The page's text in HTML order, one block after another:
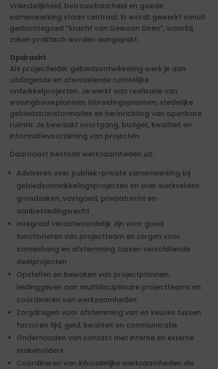
Vriendelijkheid, betrouwbaarheid en goede
samenwerking staan centraal. Er wordt gewerkt vanuit
gedachtegoed “Kracht van Gewoon Doen”, waarbij
zaken praktisch worden aangepakt.
Opdracht
Als projectleider gebiedsontwikkeling werk je aan
uitdagende en afwisselende ruimtelijke
ontwikkelprojecten. Je werkt aan realisatie van
woningbouwplannen, inbreidingsplannen, stedelijke
gebiedstransformaties en herinrichting van openbare
ruimte. Je bewaakt voortgang, budget, kwaliteit en
informatievoorziening van projecten.
Daarnaast bestaan werkzaamheden uit:
Adviseren over publiek-private samenwerking bij
gebiedsontwikkelingsprojecten en over werkvelden
grondzaken, vastgoed, privaatrecht en
aanbestedingsrecht
Integraal verantwoordelijk zijn voor goed
functioneren van projectteam en zorgen voor
samenhang en afstemming tussen verschillende
deelprojecten
Opstellen en bewaken van projectplannen,
leidinggeven aan multidisciplinaire projectteams en
coördineren van werkzaamheden
Zorgdragen voor afstemming van en keuzes tussen
factoren tijd, geld, kwaliteit en communicatie
Onderhouden van contact met interne en externe
stakeholders
Coördineren van inhoudelijke werkzaamheden die